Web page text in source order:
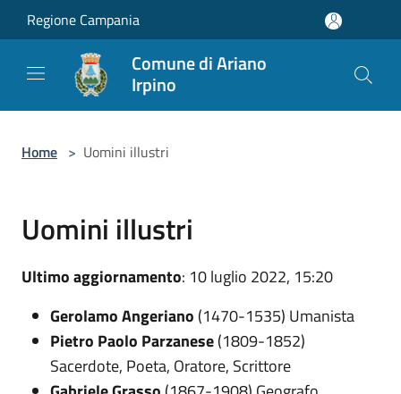
Salta al contenuto principale
Regione Campania
Comune di Ariano
Irpino
Home > Uomini illustri
Uomini illustri
Ultimo aggiornamento: 10 luglio 2022, 15:20
Gerolamo Angeriano (1470-1535) Umanista
Pietro Paolo Parzanese(1809-1852)
Sacerdote, Poeta, Oratore, Scrittore